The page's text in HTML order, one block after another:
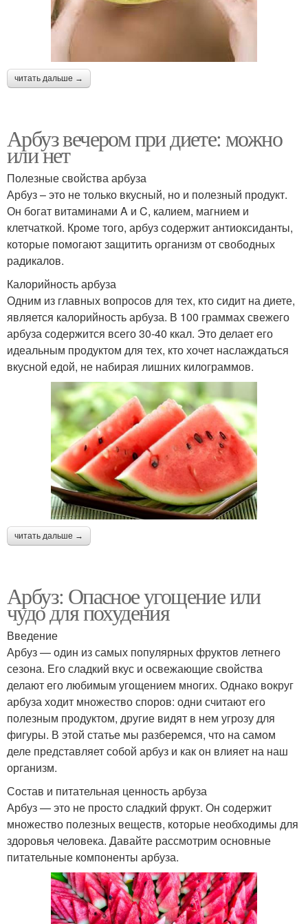
читать дальше →
Арбуз вечером при диете: можно
или нет
Полезные свойства арбуза
Арбуз – это не только вкусный, но и полезный продукт.
Он богат витаминами A и C, калием, магнием и
клетчаткой. Кроме того, арбуз содержит антиоксиданты,
которые помогают защитить организм от свободных
радикалов.
Калорийность арбуза
Одним из главных вопросов для тех, кто сидит на диете,
является калорийность арбуза. В 100 граммах свежего
арбуза содержится всего 30-40 ккал. Это делает его
идеальным продуктом для тех, кто хочет наслаждаться
вкусной едой, не набирая лишних килограммов.
читать дальше →
Арбуз: Опасное угощение или
чудо для похудения
Введение
Арбуз — один из самых популярных фруктов летнего
сезона. Его сладкий вкус и освежающие свойства
делают его любимым угощением многих. Однако вокруг
арбуза ходит множество споров: одни считают его
полезным продуктом, другие видят в нем угрозу для
фигуры. В этой статье мы разберемся, что на самом
деле представляет собой арбуз и как он влияет на наш
организм.
Состав и питательная ценность арбуза
Арбуз — это не просто сладкий фрукт. Он содержит
множество полезных веществ, которые необходимы для
здоровья человека. Давайте рассмотрим основные
питательные компоненты арбуза.